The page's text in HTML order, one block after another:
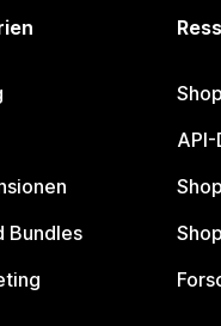
Bundles